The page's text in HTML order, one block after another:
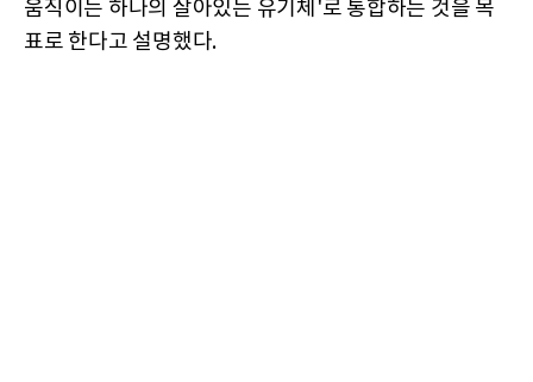
움직이는 하나의 살아있는 유기체'로 통합하는 것을 목
표로 한다고 설명했다.